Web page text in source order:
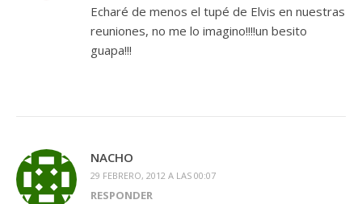
Echaré de menos el tupé de Elvis en nuestras
reuniones, no me lo imagino!!!!un besito
guapa!!!
NACHO
29 FEBRERO, 2012 A LAS 00:07
RESPONDER